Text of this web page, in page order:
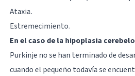
Ataxia.
Estremecimiento.
En el caso de la hipoplasia
Purkinje no se han terminado de
cuando el pequeño todavía se